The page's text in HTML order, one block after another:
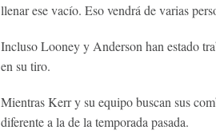
llenar ese vacío. Eso vendrá de varias
Incluso Looney y Anderson han estado
en su tiro.
Mientras Kerr y su equipo buscan sus
diferente a la de la temporada pasada.